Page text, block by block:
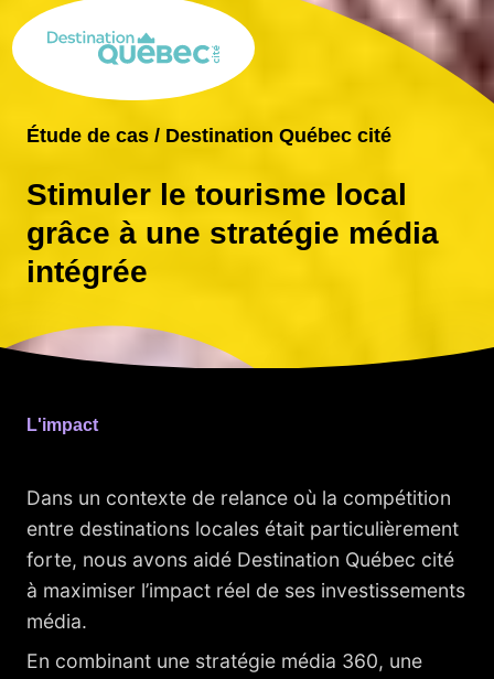
Étude de cas / Destination Québec cité
Stimuler le tourisme local
grâce à une stratégie média
intégrée
L'impact
Dans un contexte de relance où la compétition
entre destinations locales était particulièrement
forte, nous avons aidé Destination Québec cité
à maximiser l’impact réel de ses investissements
média.
En combinant une stratégie média 360, une